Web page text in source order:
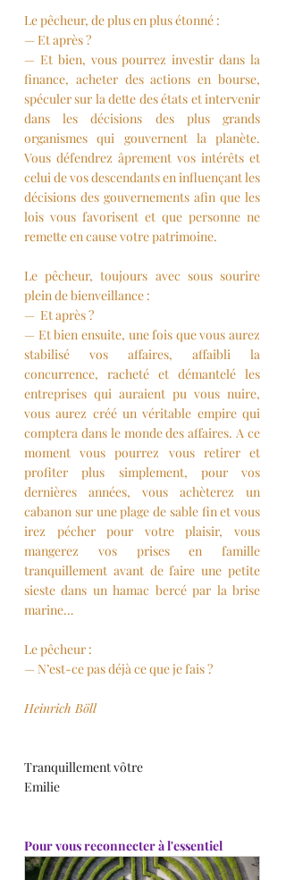
Le pêcheur, de plus en plus étonné :
— Et après ?
— Et bien, vous pourrez investir dans la
finance, acheter des actions en bourse,
spéculer sur la dette des états et intervenir
dans les décisions des plus grands
organismes qui gouvernent la planète.
Vous défendrez âprement vos intérêts et
celui de vos descendants en influençant les
décisions des gouvernements afin que les
lois vous favorisent et que personne ne
remette en cause votre patrimoine.
Le pêcheur, toujours avec sous sourire
plein de bienveillance :
—  Et après ?
— Et bien ensuite, une fois que vous aurez
stabilisé vos affaires, affaibli la
concurrence, racheté et démantelé les
entreprises qui auraient pu vous nuire,
vous aurez créé un véritable empire qui
comptera dans le monde des affaires. A ce
moment vous pourrez vous retirer et
profiter plus simplement, pour vos
dernières années, vous achèterez un
cabanon sur une plage de sable fin et vous
irez pécher pour votre plaisir, vous
mangerez vos prises en famille
tranquillement avant de faire une petite
sieste dans un hamac bercé par la brise
marine…
Le pêcheur :
— N’est-ce pas déjà ce que je fais ?
Heinrich Böll
Tranquillement vôtre
Emilie
Pour vous reconnecter à l'essentiel